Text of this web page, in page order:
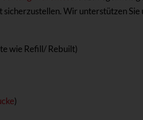
sicherzustellen. Wir unterstützen Sie
wie Refill/ Rebuilt)
)